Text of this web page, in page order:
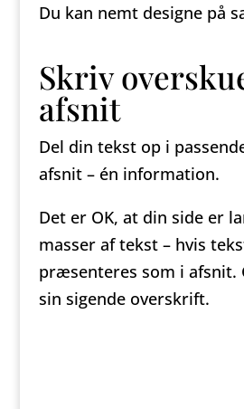
Du kan nemt designe på
Skriv
afsnit
Del din tekst op i
afsnit – én information.
Det er OK, at din side er
masser af tekst – hvis
præsenteres som i afsnit.
sin sigende overskrift.